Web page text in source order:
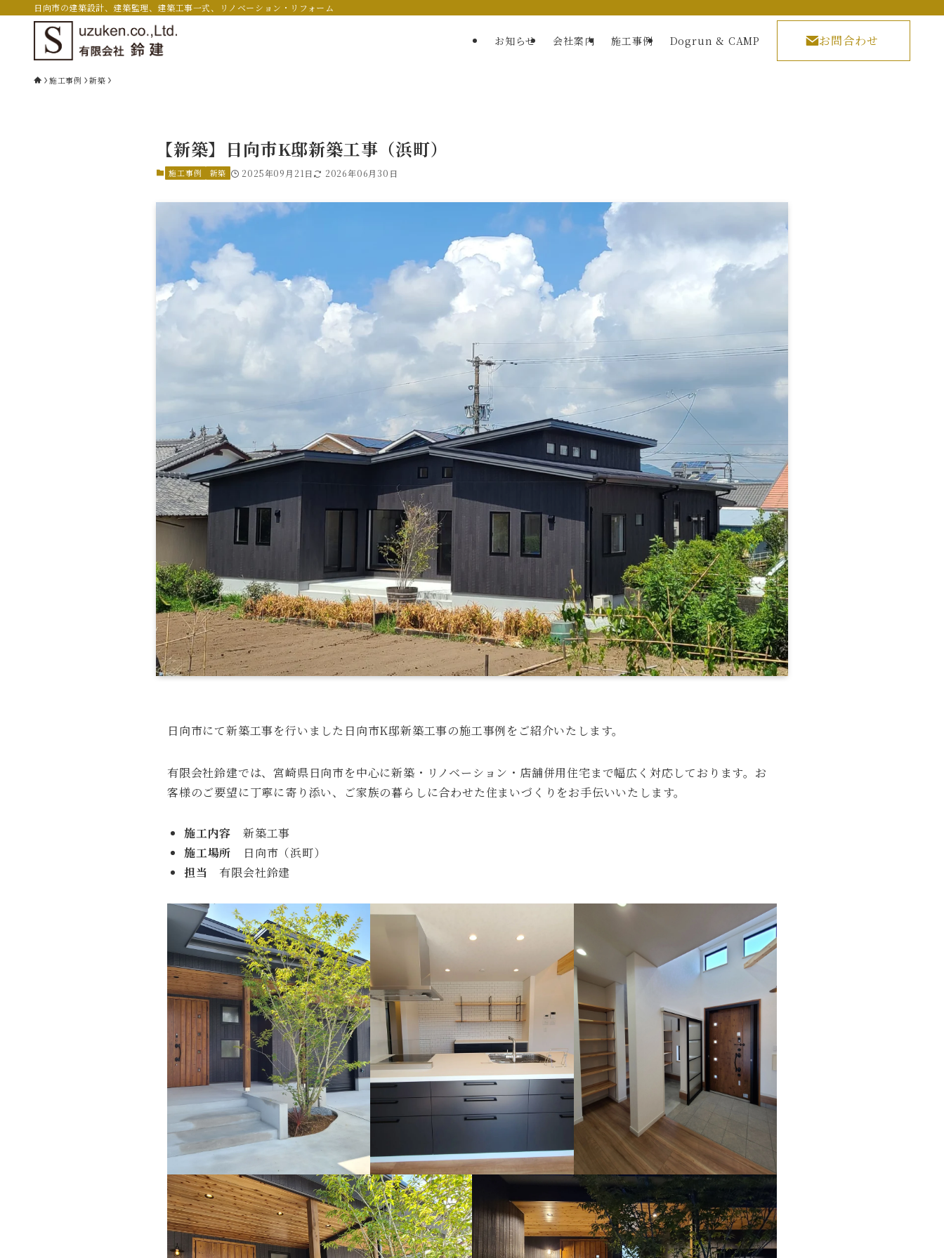
日向市の建築設計、建築監理、建築工事一式、リノベーション・リフォーム
お知らせ 会社案内 施工事例 Dogrun & CAMP お問合わせ
施工事例 新築
【新築】日向市K邸新築工事（浜町）
施工事例 新築 2025年09月21日 2026年06月30日
日向市にて新築工事を行いました日向市K邸新築工事の施工事例をご紹介いたします。
有限会社鈴建では、宮崎県日向市を中心に新築・リノベーション・店舗併用住宅まで幅広く対応しております。お
客様のご要望に丁寧に寄り添い、ご家族の暮らしに合わせた住まいづくりをお手伝いいたします。
施工内容 新築工事
施工場所 日向市（浜町）
担当 有限会社鈴建